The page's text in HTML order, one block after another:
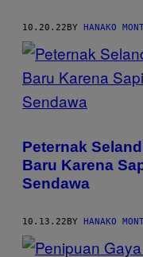
10.20.22BY HANAKO
Peternak
Baru Karena
Sendawa
10.13.22BY HANAKO